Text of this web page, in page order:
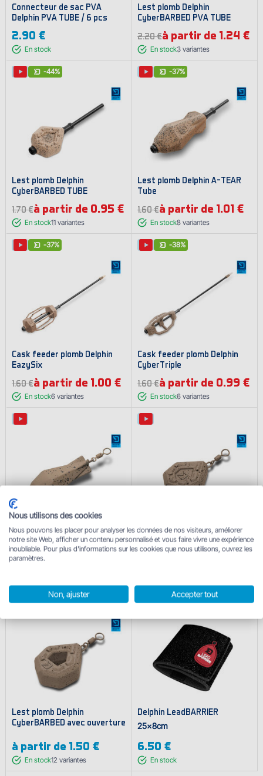
Connecteur de sac PVA
Delphin PVA TUBE / 6 pcs
2.90 €
En stock
Lest plomb Delphin
CyberBARBED PVA TUBE
2.20 €à partir de 1.24 €
En stock3 variantes
-44%
Lest plomb Delphin
CyberBARBED TUBE
1.70 €à partir de 0.95 €
En stock11 variantes
-37%
Lest plomb Delphin A-TEAR
Tube
1.60 €à partir de 1.01 €
En stock8 variantes
-37%
Cask feeder plomb Delphin
EazySix
1.60 €à partir de 1.00 €
En stock6 variantes
-38%
Cask feeder plomb Delphin
CyberTriple
1.60 €à partir de 0.99 €
En stock6 variantes
Lest plomb goutte Delphin A-
TEAR
à partir de
Lest plomb Delphin
CyberBARBED sans
ouverture
Lest plomb Delphin
CyberBARBED avec ouverture
à partir de 1.50 €
En stock12 variantes
Delphin LeadBARRIER
25x8cm
6.50 €
En stock
Nous utilisons des cookies
Nous pouvons les placer pour analyser les données de nos visiteurs, améliorer
notre site Web, afficher un contenu personnalisé et vous faire vivre une expérience
inoubliable. Pour plus d'informations sur les cookies que nous utilisons, ouvrez les
paramètres.
Non, ajuster Accepter tout